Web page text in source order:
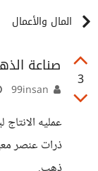
المال والأعمال
3
صناعة
عمليه
ذرات عنصر